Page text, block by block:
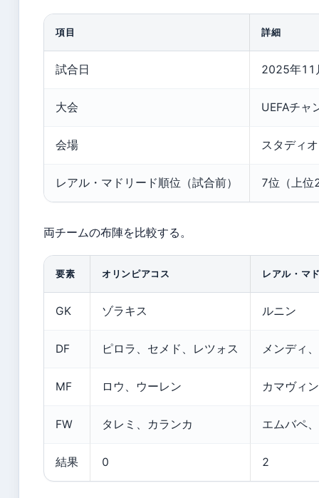
項目 詳細
試合日 2025年11
大会 UEFAチャ
会場 スタディ
レアル・マドリード順位（試合前） 7位（上位
両チームの布陣を比較する。
要素 オリンピアコス レアル・マ
GK ゾラキス ルニン
DF ピロラ、セメド、レツォス メンディ
MF ロウ、ウーレン カマヴィ
FW タレミ、カランカ エムバペ
結果 0 2